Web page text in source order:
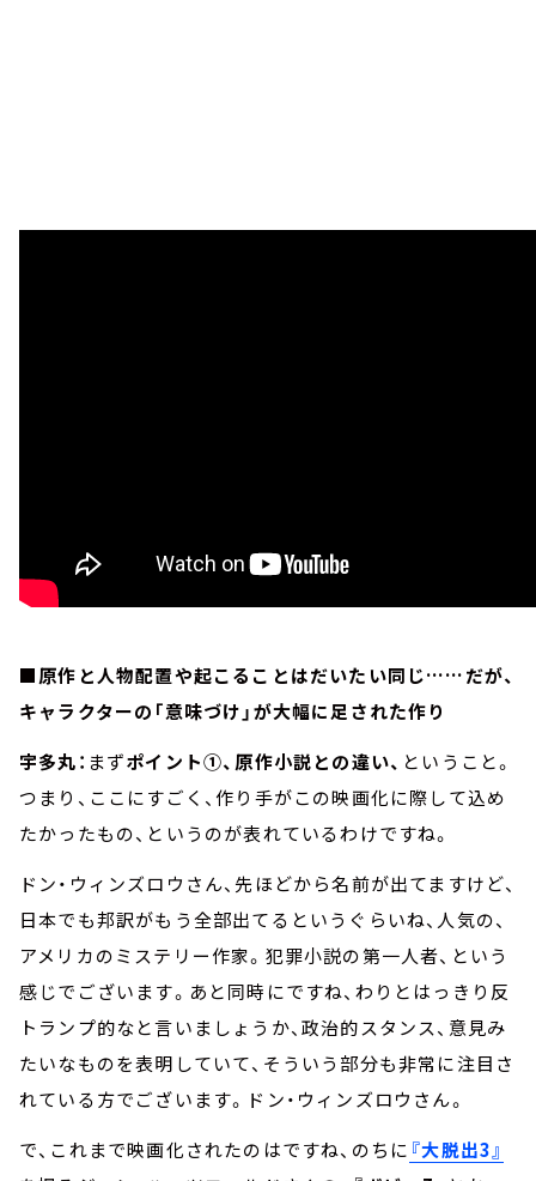
■原作と人物配置や起こることはだいたい同じ……だが、
キャラクターの「意味づけ」が大幅に足された作り
宇多丸： まずポイント①、原作小説との違い、 ということ。
つまり、ここにすごく、作り手がこの映画化に際して込め
たかったもの、というのが表れているわけですね。
ドン・ウィンズロウさん、先ほどから名前が出てますけど、
日本でも邦訳がもう全部出てるというぐらいね、人気の、
アメリカのミステリー作家。犯罪小説の第一人者、という
感じでございます。あと同時にですね、わりとはっきり反
トランプ的なと言いましょうか、政治的スタンス、意見み
たいなものを表明していて、そういう部分も非常に注目さ
れている方でございます。ドン・ウィンズロウさん。
で、これまで映画化されたのはですね、のちに 『大脱出3』